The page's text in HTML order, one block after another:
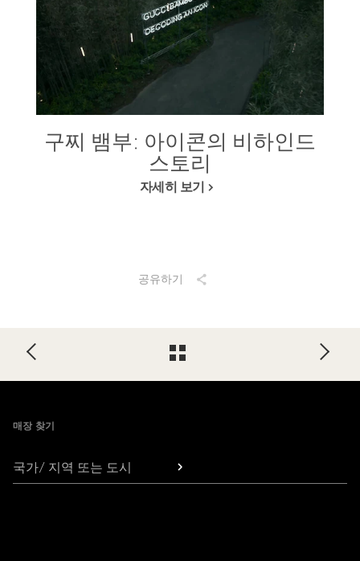
구찌 뱀부: 아이콘의 비하인드
스토리
자세히 보기
공유하기
Footer
매장 찾기
국가/ 지역 또는 도시